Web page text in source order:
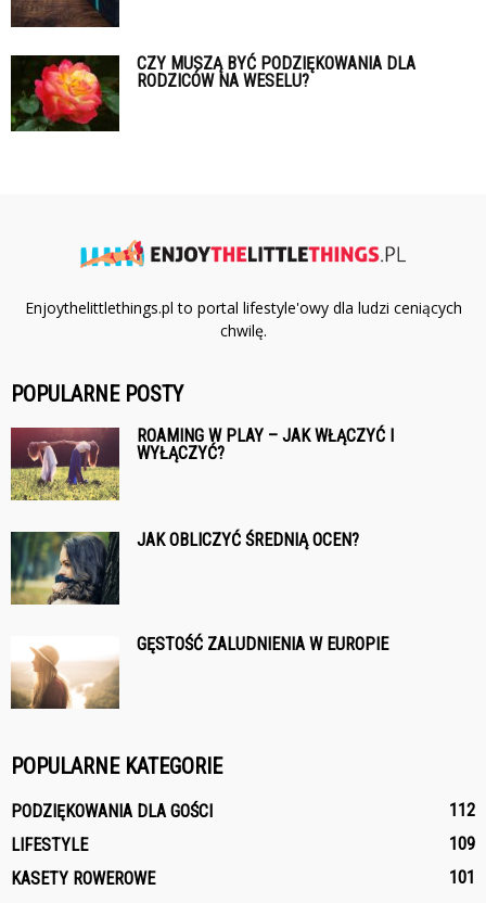
CZY MUSZĄ BYĆ PODZIĘKOWANIA DLA
RODZICÓW NA WESELU?
Enjoythelittlethings.pl to portal lifestyle'owy dla ludzi ceniących
chwilę.
POPULARNE POSTY
ROAMING W PLAY – JAK WŁĄCZYĆ I
WYŁĄCZYĆ?
JAK OBLICZYĆ ŚREDNIĄ OCEN?
GĘSTOŚĆ ZALUDNIENIA W EUROPIE
POPULARNE KATEGORIE
PODZIĘKOWANIA DLA GOŚCI
112
LIFESTYLE
109
KASETY ROWEROWE
101